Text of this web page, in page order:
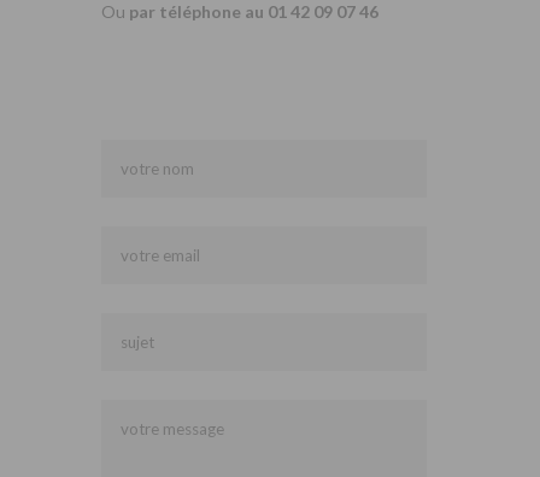
Ou par téléphone au 01 42 09 07 46